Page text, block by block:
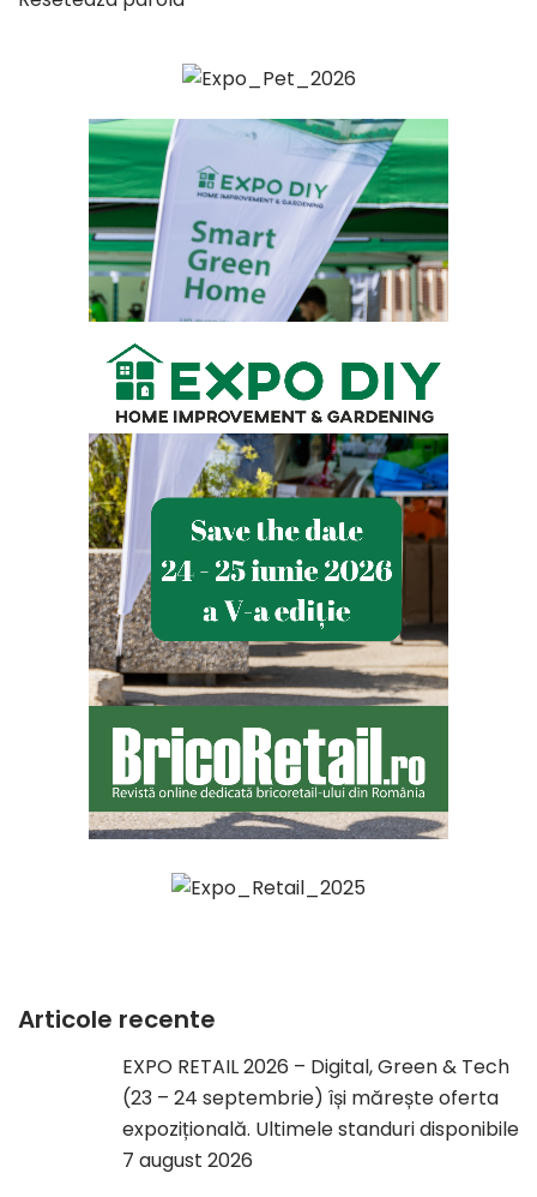
Articole recente
EXPO RETAIL 2026 – Digital, Green & Tech
(23 – 24 septembrie) își mărește oferta
expozițională. Ultimele standuri disponibile
7 august 2026